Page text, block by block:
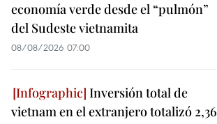
economía verde desde el “pulmón”
del Sudeste vietnamita
08/08/2026 07:00
Inversión total de
vietnam en el extranjero totalizó 2,36